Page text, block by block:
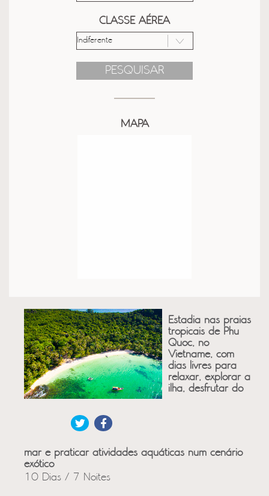
CLASSE AÉREA
PESQUISAR
MAPA
Estadia nas praias
tropicais de Phu
Quoc, no
Vietname, com
dias livres para
relaxar, explorar a
ilha, desfrutar do
mar e praticar atividades aquáticas num cenário
exótico
10 Dias / 7 Noites